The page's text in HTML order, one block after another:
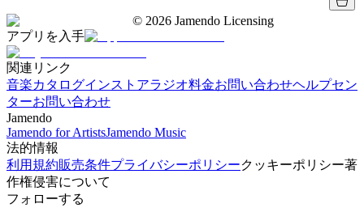
© 2026 Jamendo Licensing
アプリを入手
関連リンク
音楽カタログインストアラジオ料金お問い合わせヘルプセン
ターお問い合わせ
Jamendo
Jamendo for ArtistsJamendo Music
法的情報
利用規約販売条件プライバシーポリシークッキーポリシー著
作権侵害について
フォローする